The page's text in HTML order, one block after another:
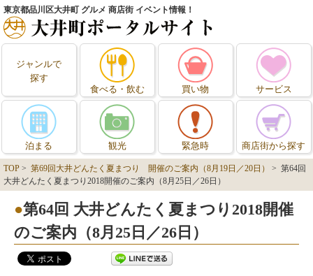
東京都品川区大井町 グルメ 商店街 イベント情報！
ジャンルで
探す
食べる・飲む
買い物 サービス
泊まる 観光 緊急時 商店街から探す
TOP > 第69回大井どんたく夏まつり 開催のご案内（8月19日／20日）
> 第64回
大井どんたく夏まつり2018開催のご案内（8月25日／26日）
第64回 大井どんたく夏まつり2018開催
のご案内（8月25日／26日）